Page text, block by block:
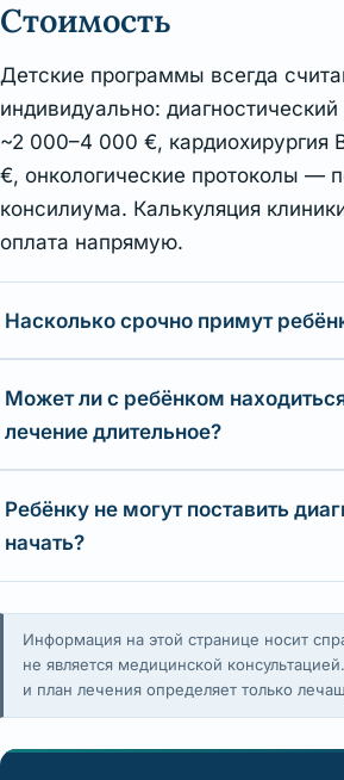
Стоимость
Детские программы всегда
индивидуально:
~2 000–4 000 €,
€, онкологические протоколы —
консилиума. Калькуляция
оплата напрямую.
Насколько срочно примут
Может ли с ребёнком
лечение длительное?
Ребёнку не могут поставить
начать?
Информация на этой странице носит
не является медицинской
и план лечения определяет только